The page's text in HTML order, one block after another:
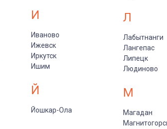
И
Иваново
Ижевск
Иркутск
Ишим
Й
Йошкар-Ола
Л
Лабытнанги
Лангепас
Липецк
Людиново
М
Магадан